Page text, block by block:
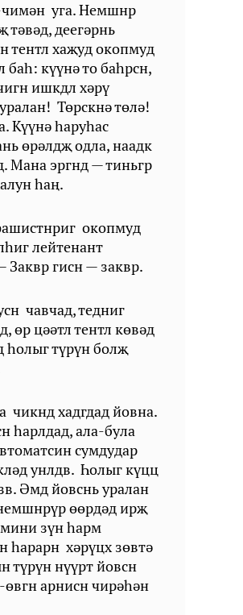
чимән уга. Немшнр
тәвәд, деегәрнь
тентл хаҗуд окопмуд
күүнә то баһрсн,
ишкдл хәрү
Төрскнә төлә!
Күүнә hapyhac
өрәлдҗ одла, наадк
Мана эргнд — тиньгр
һаң.
окопмуд
лейтенант
Заквр гисн — заквр.
чавчад, тедниг
өр цәәтл тентл көвәд
һолыг түрүн болҗ
чикнд хадгдад йовна.
һарлдад, ала-була
сумдудар
унлдв. Һолыг күцц
Әмд йовснь уралан
өөрдәд ирҗ
зүн һарм
һарарн хәрүцх зөвтә
түрүн нүүрт йовсн
арнисн чирәһән